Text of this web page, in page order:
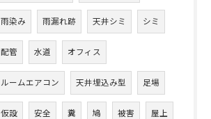
雨染み 雨漏れ跡 天井シミ シミ
配管 水道 オフィス
ルームエアコン 天井埋込み型 足場
仮設 安全 糞 鳩 被害 屋上